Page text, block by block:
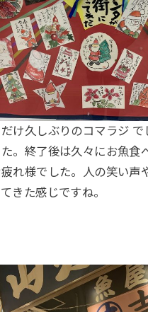
け久しぶりのコマラジ
。終了後は久々にお魚食
れ様でした。人の笑い声
きた感じですね。